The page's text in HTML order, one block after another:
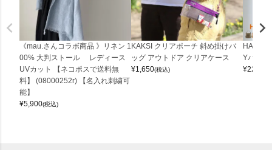
《mau.さんコラボ商品 》リネン 1
00% 大判ストール レディース
UVカット 【ネコポスで送料無
料】 (08000252r) 【名入れ刺繍可
能】
¥5,900(税込)
KAKSI クリアポーチ 斜め掛けバ
ッグ アウトドア クリアケース
¥1,650(税込)
Yバッグ
¥22,000